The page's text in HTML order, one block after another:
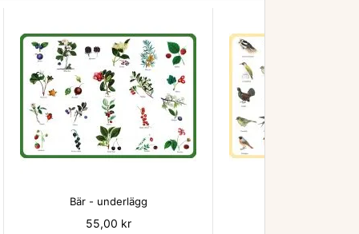

Bär - underlägg
Pris
55,00 kr